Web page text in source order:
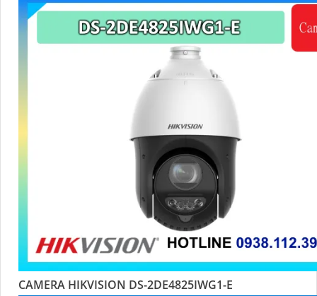
CAMERA HIKVISION DS-2DE4825IWG1-E